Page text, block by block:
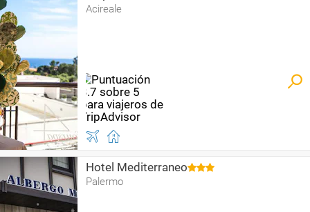
Acireale
Hotel Mediterraneo
Palermo